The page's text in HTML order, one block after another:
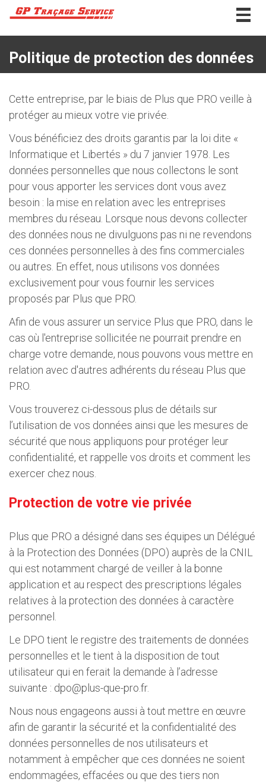
Politique de protection des données
Cette entreprise, par le biais de Plus que PRO veille à
protéger au mieux votre vie privée.
Vous bénéficiez des droits garantis par la loi dite «
Informatique et Libertés » du 7 janvier 1978. Les
données personnelles que nous collectons le sont
pour vous apporter les services dont vous avez
besoin : la mise en relation avec les entreprises
membres du réseau. Lorsque nous devons collecter
des données nous ne divulguons pas ni ne revendons
ces données personnelles à des fins commerciales
ou autres. En effet, nous utilisons vos données
exclusivement pour vous fournir les services
proposés par Plus que PRO.
Afin de vous assurer un service Plus que PRO, dans le
cas où l'entreprise sollicitée ne pourrait prendre en
charge votre demande, nous pouvons vous mettre en
relation avec d'autres adhérents du réseau Plus que
PRO.
Vous trouverez ci-dessous plus de détails sur
l’utilisation de vos données ainsi que les mesures de
sécurité que nous appliquons pour protéger leur
confidentialité, et rappelle vos droits et comment les
exercer chez nous.
Protection de votre vie privée
Plus que PRO a désigné dans ses équipes un Délégué
à la Protection des Données (DPO) auprès de la CNIL
qui est notamment chargé de veiller à la bonne
application et au respect des prescriptions légales
relatives à la protection des données à caractère
personnel.
Le DPO tient le registre des traitements de données
personnelles et le tient à la disposition de tout
utilisateur qui en ferait la demande à l’adresse
suivante : dpo@plus-que-pro.fr.
Nous nous engageons aussi à tout mettre en œuvre
afin de garantir la sécurité et la confidentialité des
données personnelles de nos utilisateurs et
notamment à empêcher que ces données ne soient
endommagées, effacées ou que des tiers non